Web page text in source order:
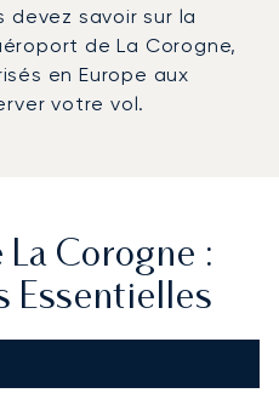
savoir sur la
de La Corogne,
en Europe aux
votre vol.
Corogne :
Essentielles